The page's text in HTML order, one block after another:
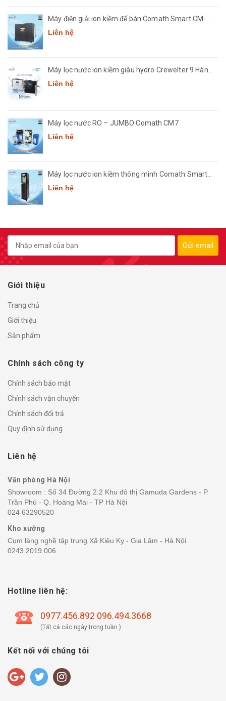
Máy điện giải ion kiềm để bàn Comath Smart CM-
3668
Liên hệ
Máy lọc nước ion kiềm giàu hydro Crewelter 9 Hàn
Quốc
Liên hệ
Máy lọc nước RO – JUMBO Comath CM7
Liên hệ
Máy lọc nước ion kiềm thông minh Comath Smart
CM3668
Liên hệ
Gửi email
Giới thiệu
Trang chủ
Giới thiệu
Sản phẩm
Chính sách công ty
Chính sách bảo mật
Chính sách vận chuyển
Chính sách đổi trả
Quy định sử dụng
Liên hệ
Văn phòng Hà Nội
Showroom : Số 34 Đường 2.2 Khu đô thị Gamuda Gardens - P.
Trần Phú - Q. Hoàng Mai - TP Hà Nội
024 63290520
Kho xưởng
Cụm làng nghề tập trung Xã Kiêu Kỵ - Gia Lâm - Hà Nội
0243.2019.006
Hotline liên hệ:
0977.456.892 096.494.3668
(Tất cả các ngày trong tuần )
Kết nối với chúng tôi